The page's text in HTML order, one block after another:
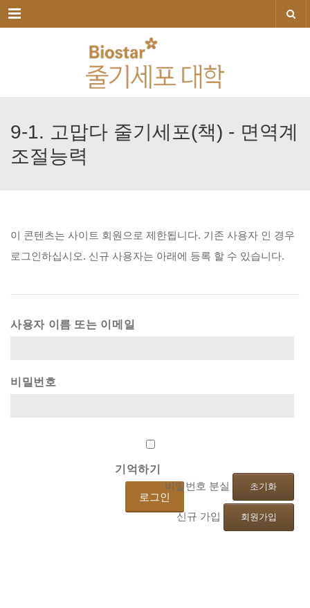
메뉴
9-1. 고맙다 줄기세포(책) - 면역계
조절능력
이 콘텐츠는 사이트 회원으로 제한됩니다. 기존 사용자 인 경우
로그인하십시오. 신규 사용자는 아래에 등록 할 수 있습니다.
사용자 이름 또는 이메일
비밀번호
기억하기
비밀번호 분실 초기화
신규 가입 회원가입